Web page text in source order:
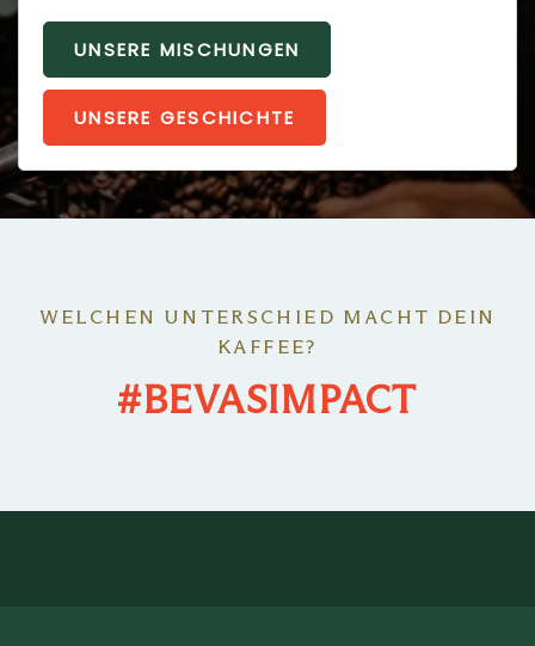
UNSERE MISCHUNGEN
UNSERE GESCHICHTE
WELCHEN UNTERSCHIED MACHT DEIN
KAFFEE?
#BEVASIMPACT